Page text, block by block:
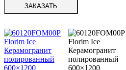
ЗАКАЗАТЬ